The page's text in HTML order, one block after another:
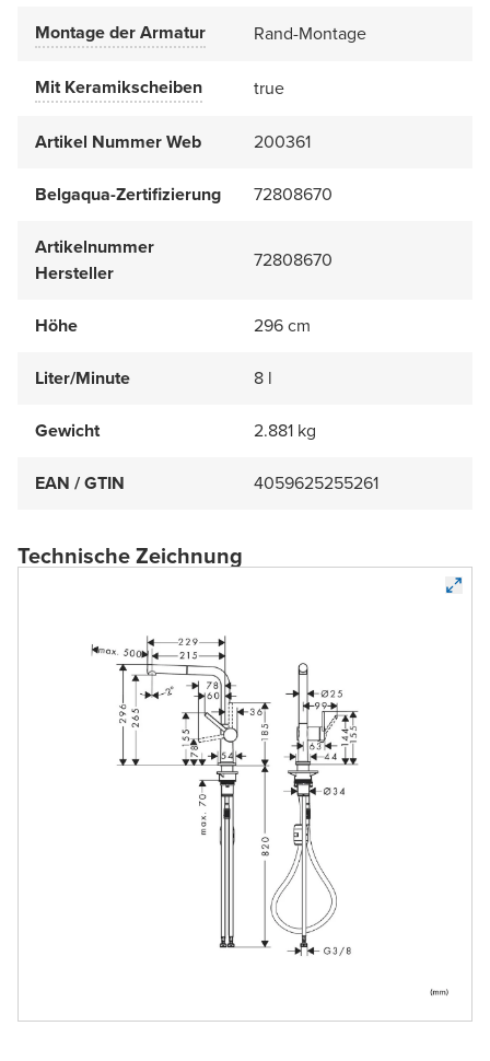
Montage der Armatur Rand-Montage
Mit Keramikscheiben true
Artikel Nummer Web 200361
Belgaqua-Zertifizierung 72808670
Artikelnummer
Hersteller
72808670
Höhe 296 cm
Liter/Minute 8 l
Gewicht 2.881 kg
EAN / GTIN 4059625255261
Technische Zeichnung